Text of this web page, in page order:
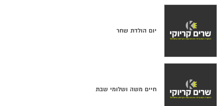
יום הולדת שחר
חיים משה ושלומי שבת